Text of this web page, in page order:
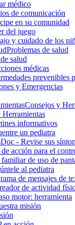
médico
de comunicación
en su comunidad
del juego
y cuidado de los
Problemas de salud
salud
médicas
prevenibles
y Emergencias
Consejos y
Herramientas
informativos
un pediatra
- Revise sus
acción para el
de uso de
al pediatra
de mensajes de
de activida​d
motor: herramienta
misión